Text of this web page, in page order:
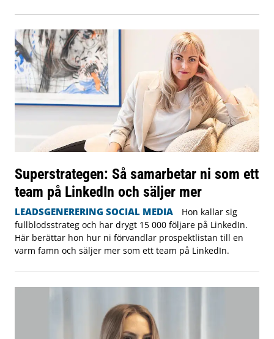
Superstrategen: Så samarbetar ni som ett
team på LinkedIn och säljer mer
LEADSGENERERING SOCIAL MEDIA
Hon kallar sig
fullblodsstrateg och har drygt 15 000 följare på LinkedIn.
Här berättar hon hur ni förvandlar prospektlistan till en
varm famn och säljer mer som ett team på LinkedIn.